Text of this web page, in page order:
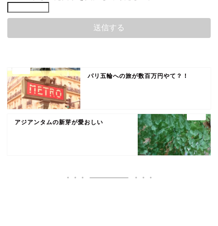
パリ五輪への旅が数百万円やて？！
アジアンタムの新芽が愛おしい